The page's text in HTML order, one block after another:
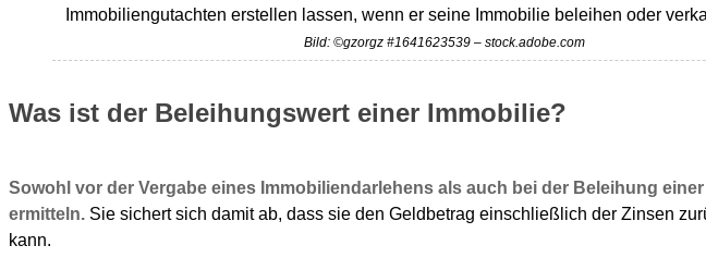
Immobiliengutachten erstellen lassen, wenn er seine Immobilie beleihen oder
Bild: ©gzorgz #1641623539 – stock.adobe.com
Was ist der Beleihungswert einer Immobilie?
Sowohl vor der Vergabe eines Immobiliendarlehens als auch bei der Beleihung
ermitteln. Sie sichert sich damit ab, dass sie den Geldbetrag einschließlich der Zinsen
kann.